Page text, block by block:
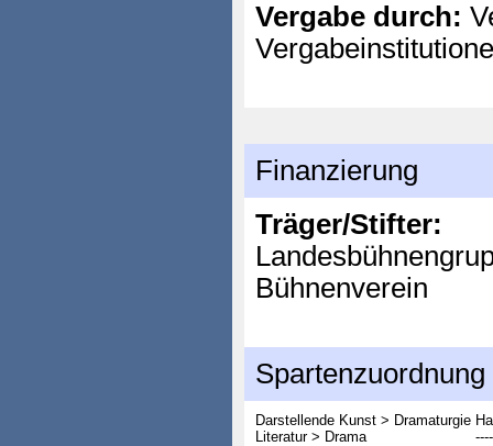
Vergabe durch:
Finanzierung
Träger/Stifter:
Bühnenverein
Spartenzuordnung
Darstellende Kunst > Dramaturgie
Literatur > Drama